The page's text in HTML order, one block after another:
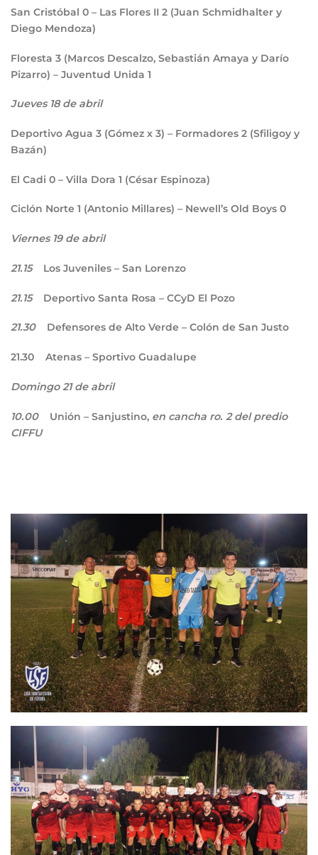
San Cristóbal 0 – Las Flores II 2 (Juan Schmidhalter y
Diego Mendoza)
Floresta 3 (Marcos Descalzo, Sebastián Amaya y Darío
Pizarro) – Juventud Unida 1
Jueves 18 de abril
Deportivo Agua 3 (Gómez x 3) – Formadores 2 (Sfiligoy y
Bazán)
El Cadi 0 – Villa Dora 1 (César Espinoza)
Ciclón Norte 1 (Antonio Millares) – Newell’s Old Boys 0
Viernes 19 de abril
21.15 Los Juveniles – San Lorenzo
21.15 Deportivo Santa Rosa – CCyD El Pozo
21.30 Defensores de Alto Verde – Colón de San Justo
21.30 Atenas – Sportivo Guadalupe
Domingo 21 de abril
10.00 Unión – Sanjustino, en cancha ro. 2 del predio
CIFFU